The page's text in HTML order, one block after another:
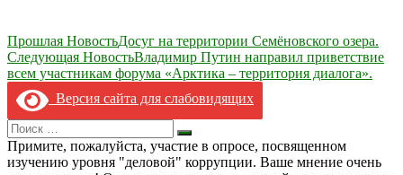
Навигация
по
записям
Прошлая НовостьДосуг на территории Семёновского озера.
Следующая НовостьВладимир Путин направил приветствие
всем участникам форума «Арктика – территория диалога».
Версия сайта для слабовидящих
Search
for:
Искать
Примите, пожалуйста, участие в опросе, посвященном
изучению уровня "деловой" коррупции. Ваше мнение очень